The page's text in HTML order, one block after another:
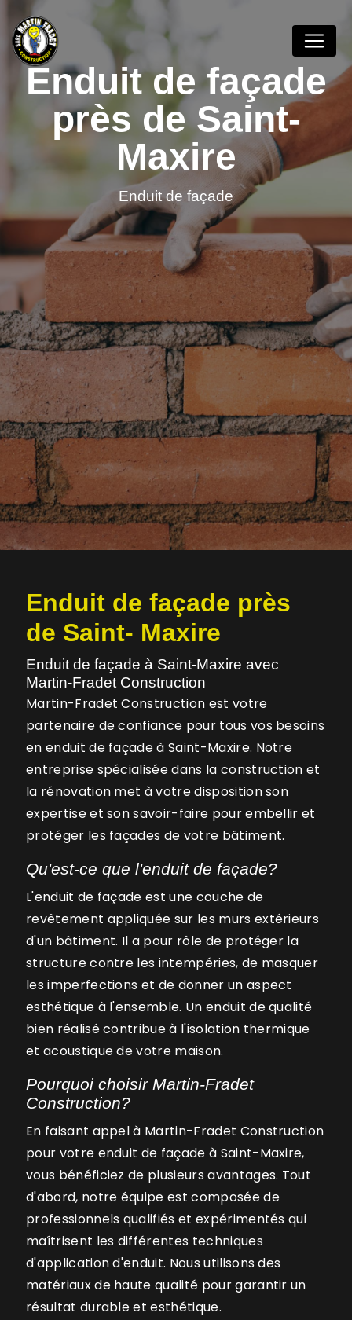
Enduit de façade
près de Saint-
Maxire
Enduit de façade
Enduit de façade près
de Saint- Maxire
Enduit de façade à Saint-Maxire avec
Martin-Fradet Construction
Martin-Fradet Construction est votre
partenaire de confiance pour tous vos besoins
en enduit de façade à Saint-Maxire. Notre
entreprise spécialisée dans la construction et
la rénovation met à votre disposition son
expertise et son savoir-faire pour embellir et
protéger les façades de votre bâtiment.
Qu'est-ce que l'enduit de façade?
L'enduit de façade est une couche de
revêtement appliquée sur les murs extérieurs
d'un bâtiment. Il a pour rôle de protéger la
structure contre les intempéries, de masquer
les imperfections et de donner un aspect
esthétique à l'ensemble. Un enduit de qualité
bien réalisé contribue à l'isolation thermique
et acoustique de votre maison.
Pourquoi choisir Martin-Fradet
Construction?
En faisant appel à Martin-Fradet Construction
pour votre enduit de façade à Saint-Maxire,
vous bénéficiez de plusieurs avantages. Tout
d'abord, notre équipe est composée de
professionnels qualifiés et expérimentés qui
maîtrisent les différentes techniques
d'application d'enduit. Nous utilisons des
matériaux de haute qualité pour garantir un
résultat durable et esthétique.
Panneau de gestion des cookies